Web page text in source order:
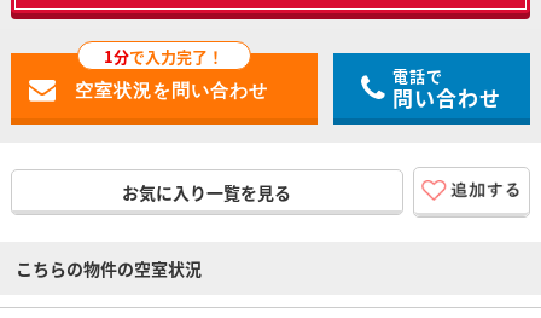
1分で入力完了！
電話で
問い合わせ
お気に入り一覧を見る
こちらの物件の空室状況